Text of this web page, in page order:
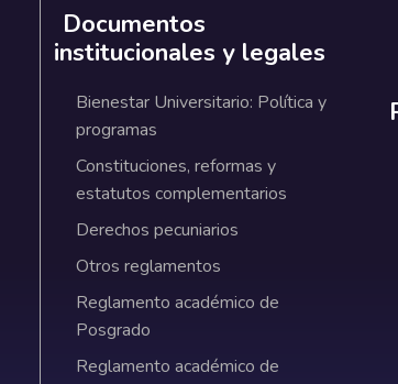
Documentos
institucionales y legales
Bienestar Universitario: Política y
programas
Constituciones, reformas y
estatutos complementarios
Derechos pecuniarios
Otros reglamentos
Reglamento académico de
Posgrado
Reglamento académico de